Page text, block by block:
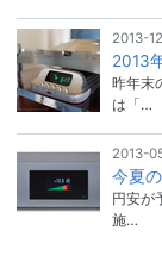
2013-
2013
昨年末
は「…
2013-
今夏
円安が
施…